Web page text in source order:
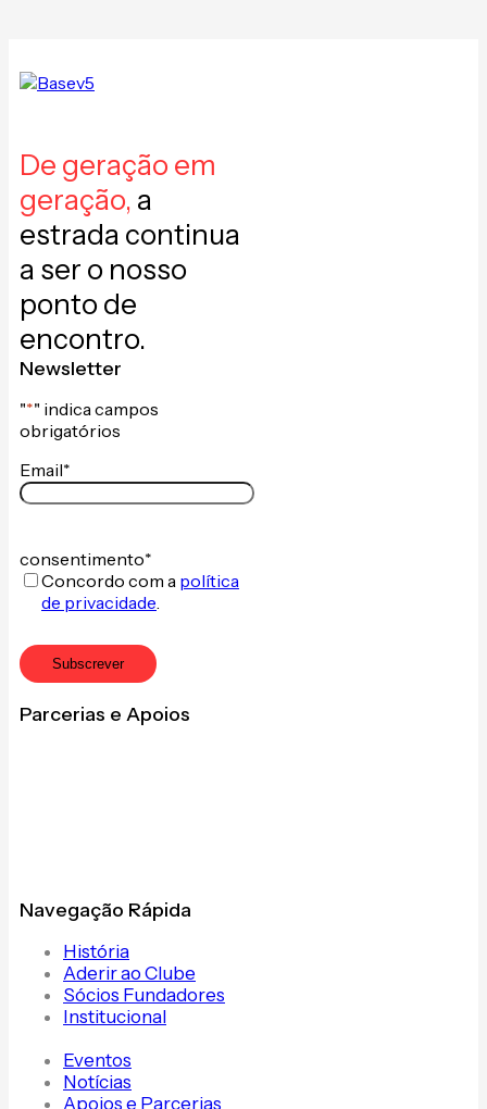
De geração em
geração, a
estrada continua
a ser o nosso
ponto de
encontro.
Newsletter
"*" indica campos
obrigatórios
Email*
consentimento*
Concordo com a política
de privacidade
Subscrever
Parcerias e Apoios
Navegação Rápida
História
Aderir ao Clube
Sócios Fundadores
Institucional
Eventos
Notícias
Apoios e Parcerias